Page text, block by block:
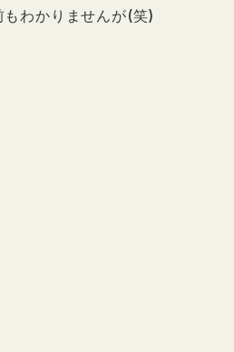
わかりませんが(笑)